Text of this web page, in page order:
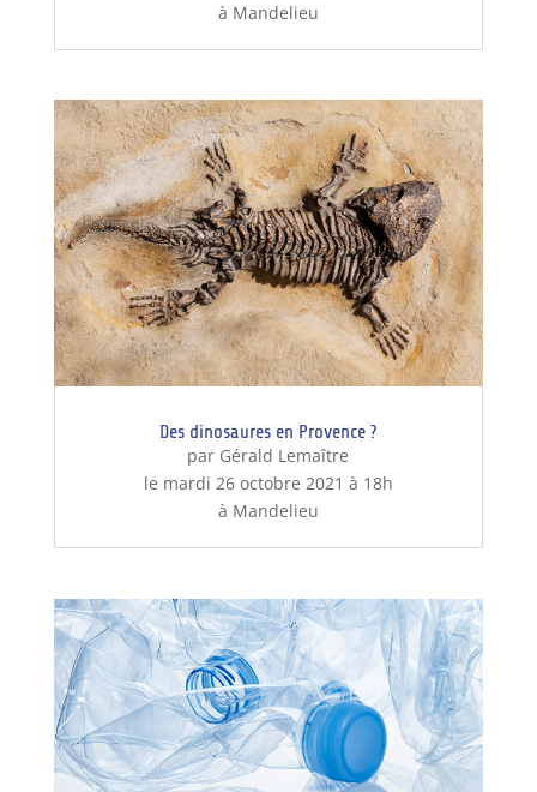
à Mandelieu
Des dinosaures en Provence ?
par Gérald Lemaître
le mardi 26 octobre 2021 à 18h
à Mandelieu